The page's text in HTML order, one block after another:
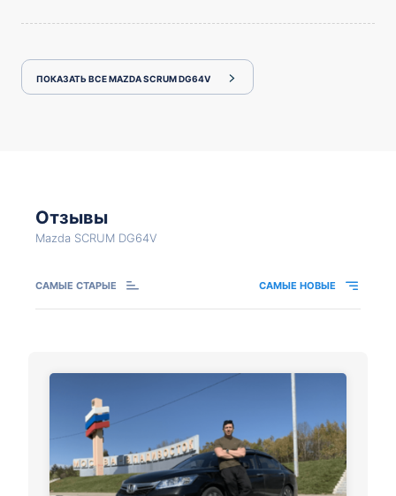
ПОКАЗАТЬ ВСЕ MAZDA SCRUM DG64V
Отзывы
Mazda SCRUM DG64V
САМЫЕ СТАРЫЕ САМЫЕ НОВЫЕ